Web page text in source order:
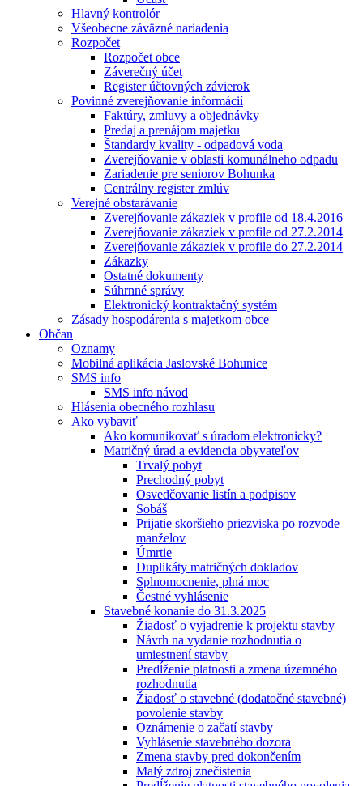
Hlavný kontrolór
Všeobecne záväzné nariadenia
Rozpočet
Rozpočet obce
Záverečný účet
Register účtovných závierok
Povinné zverejňovanie informácií
Faktúry, zmluvy a objednávky
Predaj a prenájom majetku
Štandardy kvality - odpadová voda
Zverejňovanie v oblasti komunálneho odpadu
Zariadenie pre seniorov Bohunka
Centrálny register zmlúv
Verejné obstarávanie
Zverejňovanie zákaziek v profile od 18.4.2016
Zverejňovanie zákaziek v profile od 27.2.2014
Zverejňovanie zákaziek v profile do 27.2.2014
Zákazky
Ostatné dokumenty
Súhrnné správy
Elektronický kontraktačný systém
Zásady hospodárenia s majetkom obce
Občan
Oznamy
Mobilná aplikácia Jaslovské Bohunice
SMS info
SMS info návod
Hlásenia obecného rozhlasu
Ako vybaviť
Ako komunikovať s úradom elektronicky?
Matričný úrad a evidencia obyvateľov
Trvalý pobyt
Prechodný pobyt
Osvedčovanie listín a podpisov
Sobáš
Prijatie skoršieho priezviska po rozvode
manželov
Úmrtie
Duplikáty matričných dokladov
Splnomocnenie, plná moc
Čestné vyhlásenie
Stavebné konanie do 31.3.2025
Žiadosť o vyjadrenie k projektu stavby
Návrh na vydanie rozhodnutia o
umiestnení stavby
Predĺženie platnosti a zmena územného
rozhodnutia
Žiadosť o stavebné (dodatočné stavebné)
povolenie stavby
Oznámenie o začatí stavby
Vyhlásenie stavebného dozora
Zmena stavby pred dokončením
Malý zdroj znečistenia